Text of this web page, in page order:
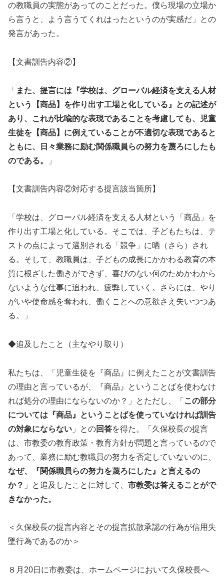
の教職員の実態があってのことだった。僕ら現場の立場か
ら言うと、よう言うてくれはったというのが実感だ」との
発言があった。
【文書訓告内容②】
「 また、提言には『学校は、グローバル経済を支える人材
という【商品】を作り出す工場と化している』との記述が
あり、これが比喩的な表現であることを考慮しても、児童
生徒を【商品】に例えていることが不適切な表現であると
ともに、日々業務に励む関係職員らの努力を蔑ろにしたも
のである。
」
【文書訓告内容②対応する提言該当箇所】
「学校は、グローバル経済を支える人材という「商品」を
作り出す工場と化している。そこでは、子どもたちは、テ
ストの点によって選別される「競争」に晒（さら）され
る。そして、教職員は、子どもの成長にかかわる教育の本
質に根ざした働きができず、喜びのない何のためかわから
ないような仕事に追われ、疲弊していく。さらには、やり
がいや使命感を奪われ、働くことへの意欲さえ失いつつあ
る。」
◆追及したこと（主なやり取り）
私たちは、「児童生徒を『商品』に例えたことが文書訓告
の理由と言っているが、『商品』ということばを使わなけ
れば処分の理由にならないのか？」とただし、「 この部分
については『商品』ということばを使っていなければ訓告
の対象にならない 」との回答を得た。「久保校長の提言
は、市教委の教育政策・教育方針が問題と言っているので
あって、業務に励む教職員の努力を否定していないのに、
なぜ、『関係職員らの努力を蔑ろにした』と言えるの
か？ 」と追及したことに対して、 市教委は答えることがで
きなかった。
＜久保校長の提言内容とその提言拡散承認の行為が信用失
墜行為であるのか＞
８月20日に市教委は、ホームページにおいて久保校長へ